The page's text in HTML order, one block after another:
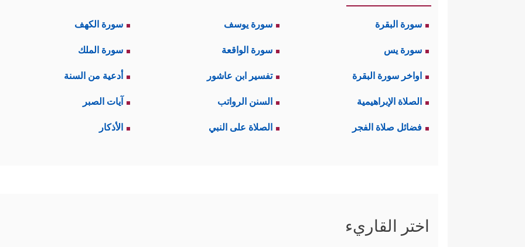
سورة البقرة سورة يوسف سورة الكهف
سورة يس سورة الواقعة سورة الملك
اواخر سورة البقرة تفسير ابن عاشور أدعية من السنة
الصلاة الإبراهيمية السنن الرواتب آيات الصبر
فضائل صلاة الفجر الصلاة على النبي الأذكار
اختر القاريء